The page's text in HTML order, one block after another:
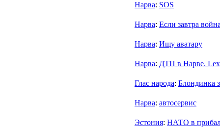
Нарва: SOS
Нарва: Если завтра
Нарва: Ищу аватару
Нарва: ДТП в Нарве.
Глас народа: Блондинка
Нарва: автосервис
Эстония: НАТО в